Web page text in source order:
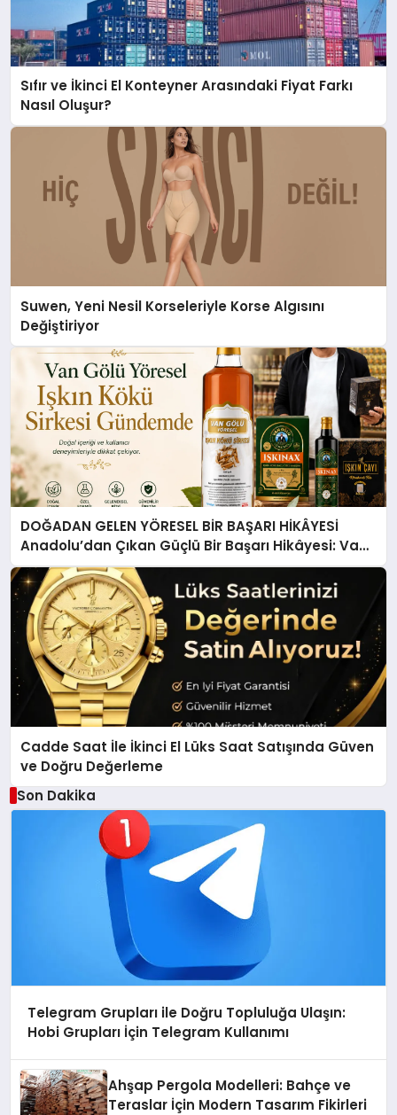
Sıfır ve İkinci El Konteyner Arasındaki Fiyat Farkı
Nasıl Oluşur?
Suwen, Yeni Nesil Korseleriyle Korse Algısını
Değiştiriyor
DOĞADAN GELEN YÖRESEL BİR BAŞARI HİKÂYESİ
Anadolu’dan Çıkan Güçlü Bir Başarı Hikâyesi: Van
Gölü Yöresel Işkın Kökü Sirkesi
Cadde Saat İle İkinci El Lüks Saat Satışında Güven
ve Doğru Değerleme
Son Dakika
Telegram Grupları ile Doğru Topluluğa Ulaşın:
Hobi Grupları İçin Telegram Kullanımı
Ahşap Pergola Modelleri: Bahçe ve
Teraslar İçin Modern Tasarım Fikirleri